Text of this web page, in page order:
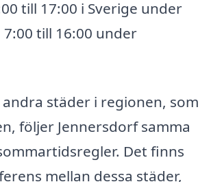
till 17:00 i Sverige under
till 16:00 under
städer i regionen, som
följer Jennersdorf samma
Det finns
mellan dessa städer,